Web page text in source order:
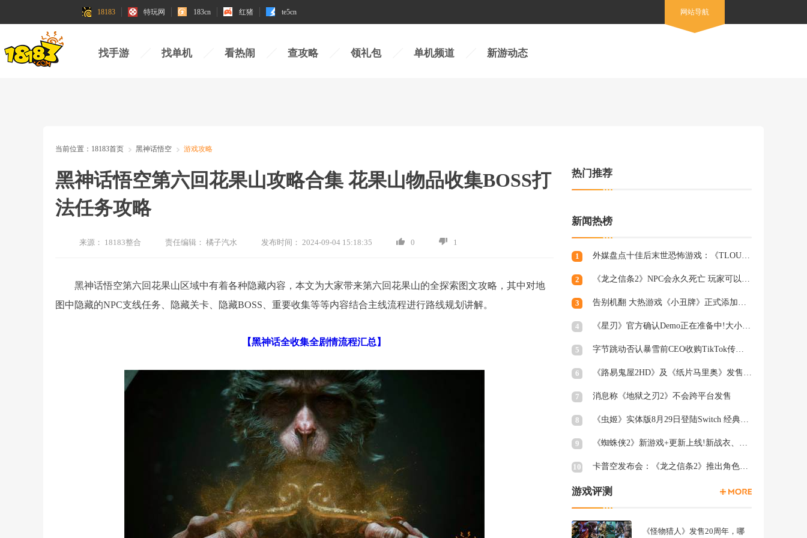
18183 特玩网 183cn 红猪 te5cn 网站导航
找手游 找单机 看热闹 查攻略 领礼包 单机频道 新游动态
当前位置： 18183首页 黑神话悟空 游戏攻略
黑神话悟空第六回花果山攻略合集 花果山物品收集BOSS打
法任务攻略
来源： 18183整合 责任编辑： 橘子汽水 发布时间： 2024-09-04 15:18:35 0 1
黑神话悟空第六回花果山区域中有着各种隐藏内容，本文为大家带来第六回花果山的全探索图文攻略，其中对地
图中隐藏的NPC支线任务、隐藏关卡、隐藏BOSS、重要收集等等内容结合主线流程进行路线规划讲解。
【黑神话全收集全剧情流程汇总】
热门推荐
新闻热榜
1 外媒盘点十佳后末世恐怖游戏：《TLOU》登顶
2 《龙之信条2》NPC会永久死亡 玩家可以出手进行保护
3 告别机翻 大热游戏《小丑牌》正式添加简体中文支持
4 《星刃》官方确认Demo正在准备中!大小或超16GB
5 字节跳动否认暴雪前CEO收购TikTok传言：假的!
6 《路易鬼屋2HD》及《纸片马里奥》发售日确定
7 消息称《地狱之刃2》不会跨平台发售
8 《虫姬》实体版8月29日登陆Switch 经典弹幕射击
9 《蜘蛛侠2》新游戏+更新上线!新战衣、终极关卡等
10 卡普空发布会：《龙之信条2》推出角色创建试玩工具
游戏评测
《怪物猎人》发售20周年，哪